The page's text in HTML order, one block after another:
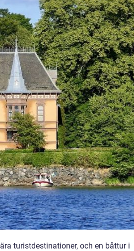
turistdestinationer, och en båttur i